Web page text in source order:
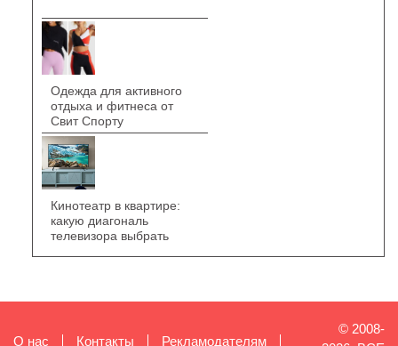
Одежда для активного
отдыха и фитнеса от
Свит Спорту
Кинотеатр в квартире:
какую диагональ
телевизора выбрать
О нас Контакты Рекламодателям
© 2008-